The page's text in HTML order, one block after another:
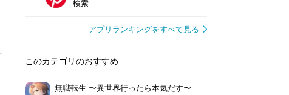
検索
アプリランキングをすべて見る
このカテゴリのおすすめ
無職転生 〜異世界行ったら本気だす〜